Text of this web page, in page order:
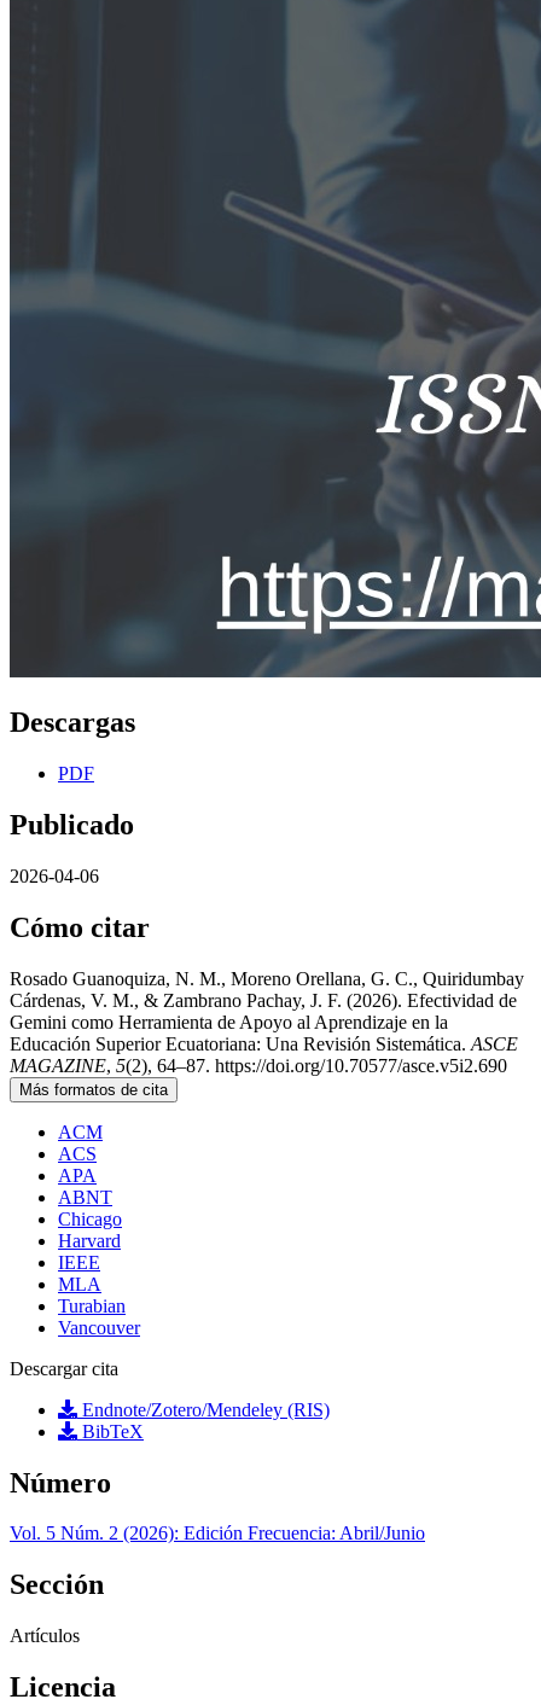
Descargas
PDF
Publicado
2026-04-06
Cómo citar
Rosado Guanoquiza, N. M., Moreno Orellana, G. C., Quiridumbay
Cárdenas, V. M., & Zambrano Pachay, J. F. (2026). Efectividad de
Gemini como Herramienta de Apoyo al Aprendizaje en la
Educación Superior Ecuatoriana: Una Revisión Sistemática. ASCE
MAGAZINE, 5(2), 64–87. https://doi.org/10.70577/asce.v5i2.690
Más formatos de cita
ACM
ACS
APA
ABNT
Chicago
Harvard
IEEE
MLA
Turabian
Vancouver
Descargar cita
Endnote/Zotero/Mendeley (RIS)
BibTeX
Número
Vol. 5 Núm. 2 (2026): Edición Frecuencia: Abril/Junio
Sección
Artículos
Licencia